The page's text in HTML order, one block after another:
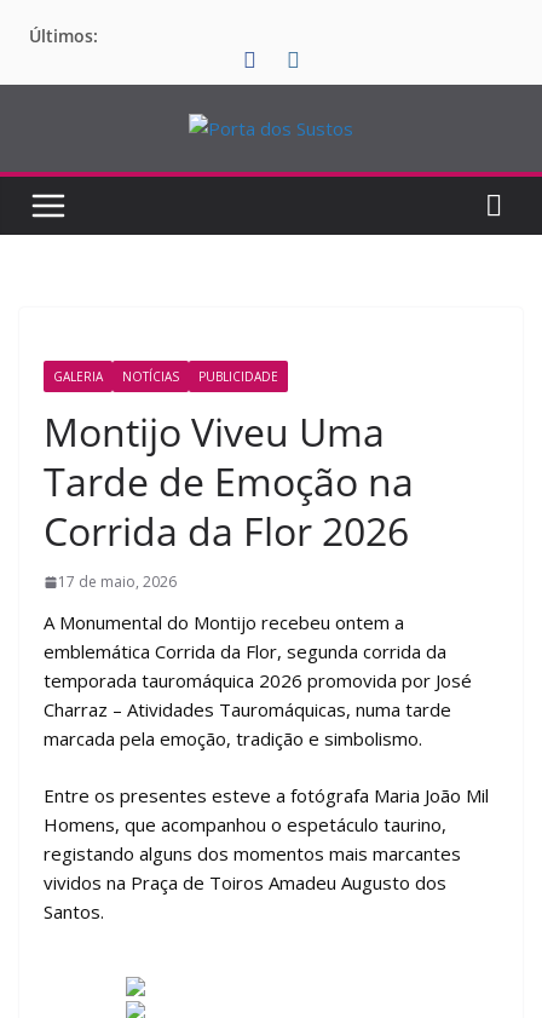
paraÚltimos:
GALERIA NOTÍCIAS PUBLICIDADE
Montijo Viveu Uma
Tarde de Emoção na
Corrida da Flor 2026
17 de maio, 2026
A Monumental do Montijo recebeu ontem a
emblemática Corrida da Flor, segunda corrida da
temporada tauromáquica 2026 promovida por José
Charraz – Atividades Tauromáquicas, numa tarde
marcada pela emoção, tradição e simbolismo.
Entre os presentes esteve a fotógrafa Maria João Mil
Homens, que acompanhou o espetáculo taurino,
registando alguns dos momentos mais marcantes
vividos na Praça de Toiros Amadeu Augusto dos
Santos.